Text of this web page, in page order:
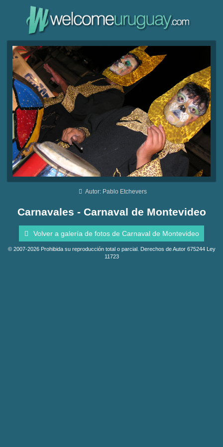
Autor: Pablo Etchevers
Carnavales - Carnaval de Montevideo
Volver a galería de fotos de Carnaval de Montevideo
© 2007-2026 Prohibida su reproducción total o parcial. Derechos de Autor 675244 Ley
11723